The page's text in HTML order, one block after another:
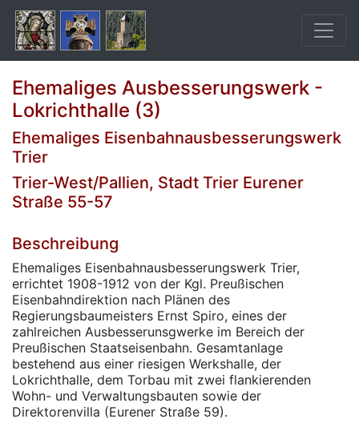
Ehemaliges Ausbesserungswerk -
Lokrichthalle (3)
Ehemaliges Eisenbahnausbesserungswerk
Trier
Trier-West/Pallien, Stadt Trier Eurener
Straße 55-57
Beschreibung
Ehemaliges Eisenbahnausbesserungswerk Trier,
errichtet 1908-1912 von der Kgl. Preußischen
Eisenbahndirektion nach Plänen des
Regierungsbaumeisters Ernst Spiro, eines der
zahlreichen Ausbesserunsgwerke im Bereich der
Preußischen Staatseisenbahn. Gesamtanlage
bestehend aus einer riesigen Werkshalle, der
Lokrichthalle, dem Torbau mit zwei flankierenden
Wohn- und Verwaltungsbauten sowie der
Direktorenvilla (Eurener Straße 59).